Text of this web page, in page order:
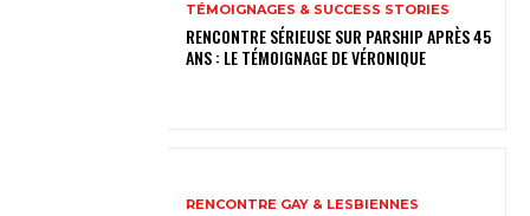
TÉMOIGNAGES & SUCCESS STORIES
RENCONTRE SÉRIEUSE SUR PARSHIP APRÈS 45
ANS : LE TÉMOIGNAGE DE VÉRONIQUE
RENCONTRE GAY & LESBIENNES